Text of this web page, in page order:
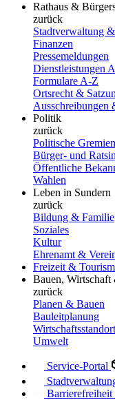
Rathaus &
zurück
Stadtverwaltung
Finanzen
Pressemeldungen
Dienstleistungen
Formulare A-Z
Ortsrecht &
Ausschreibungen
Politik
zurück
Politische Gremien
Bürger- und
Öffentliche
Wahlen
Leben in Sundern
zurück
Bildung & Familie
Soziales
Kultur
Ehrenamt &
Freizeit &
Bauen,
zurück
Planen & Bauen
Bauleitplanung
Umwelt
Service-Portal
Barrierefreiheit